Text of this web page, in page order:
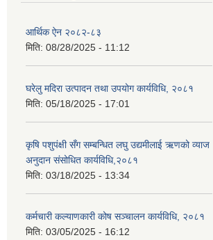
आर्थिक ऐन २०८२-८३
मिति: 08/28/2025 - 11:12
घरेलु मदिरा उत्पादन तथा उपयोग कार्यविधि, २०८१
मिति: 05/18/2025 - 17:01
कृषि पशुपंक्षी सँग सम्बन्धित लघु उद्यमीलाई ऋणको व्याज
अनुदान संसोधित कार्यविधि,२०८१
मिति: 03/18/2025 - 13:34
कर्मचारी कल्याणकारी कोष सञ्चालन कार्यविधि, २०८१
मिति: 03/05/2025 - 16:12